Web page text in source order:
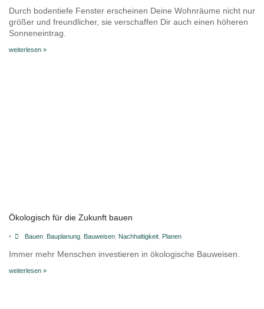
Durch bodentiefe Fenster erscheinen Deine Wohnräume nicht nur
größer und freundlicher, sie verschaffen Dir auch einen höheren
Sonneneintrag.
weiterlesen »
Ökologisch für die Zukunft bauen
• Bauen, Bauplanung, Bauweisen, Nachhaltigkeit, Planen
Immer mehr Menschen investieren in ökologische Bauweisen.
weiterlesen »